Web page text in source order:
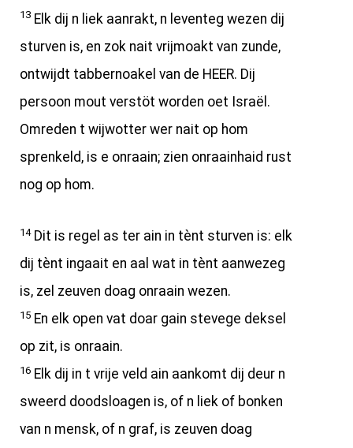
13 Elk dij n liek aanrakt, n leventeg wezen dij
sturven is, en zok nait vrijmoakt van zunde,
ontwijdt tabbernoakel van de HEER. Dij
persoon mout verstöt worden oet Israël.
Omreden t wijwotter wer nait op hom
sprenkeld, is e onraain; zien onraainhaid rust
nog op hom.
14Dit is regel as ter ain in tènt sturven is: elk
dij tènt ingaait en aal wat in tènt aanwezeg
is, zel zeuven doag onraain wezen.
15 En elk open vat doar gain stevege deksel
op zit, is onraain.
16 Elk dij in t vrije veld ain aankomt dij deur n
sweerd doodsloagen is, of n liek of bonken
van n mensk, of n graf, is zeuven doag